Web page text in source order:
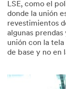
LSE, como el
donde la unión
revestimientos
algunas
unión con la
de base y no en